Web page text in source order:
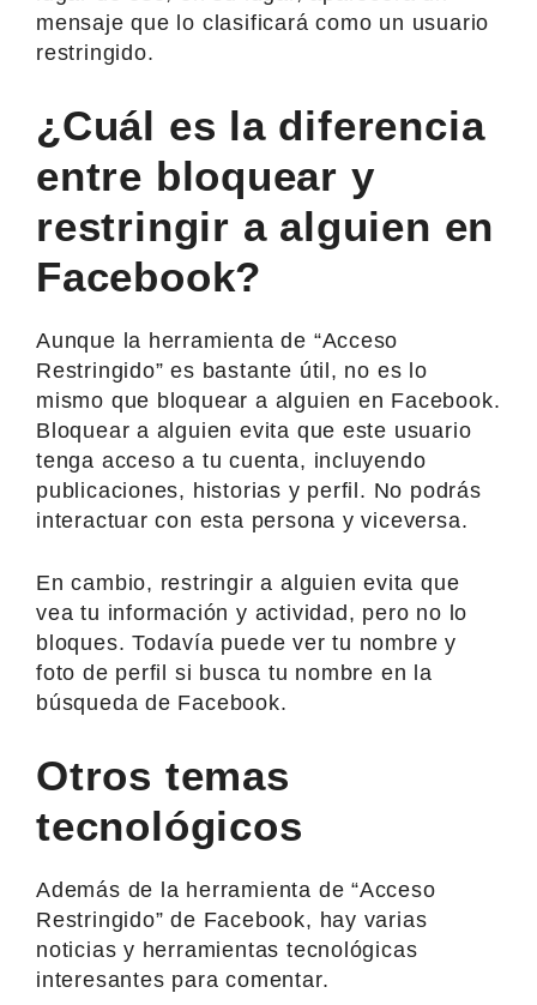
mensaje que lo clasificará como un usuario
restringido.
¿Cuál es la diferencia
entre bloquear y
restringir a alguien en
Facebook?
Aunque la herramienta de “Acceso
Restringido” es bastante útil, no es lo
mismo que bloquear a alguien en Facebook.
Bloquear a alguien evita que este usuario
tenga acceso a tu cuenta, incluyendo
publicaciones, historias y perfil. No podrás
interactuar con esta persona y viceversa.
En cambio, restringir a alguien evita que
vea tu información y actividad, pero no lo
bloques. Todavía puede ver tu nombre y
foto de perfil si busca tu nombre en la
búsqueda de Facebook.
Otros temas
tecnológicos
Además de la herramienta de “Acceso
Restringido” de Facebook, hay varias
noticias y herramientas tecnológicas
interesantes para comentar.